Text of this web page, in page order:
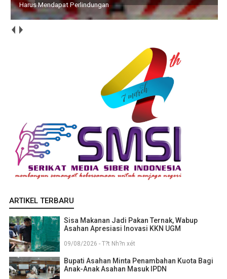
Harus Mendapat Perlindungan
ARTIKEL TERBARU
Sisa Makanan Jadi Pakan Ternak, Wabup
Asahan Apresiasi Inovasi KKN UGM
09/08/2026 - T?t Nh?n xét
Bupati Asahan Minta Penambahan Kuota Bagi
Anak-Anak Asahan Masuk IPDN